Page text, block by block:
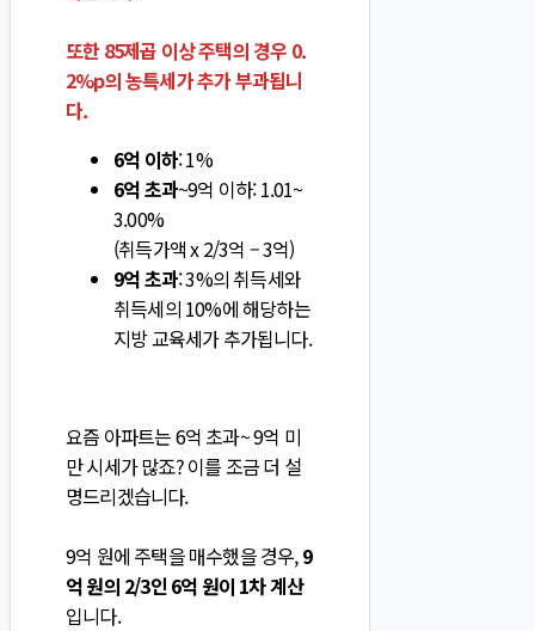
또한 85제곱 이상 주택의 경우 0.
2%p의 농특세가 추가 부과됩니
다.
6억 이하: 1%
6억 초과~9억 이하: 1.01~
3.00%
(취득가액 x 2/3억 – 3억)
9억 초과: 3%의 취득세와
취득세의 10%에 해당하는
지방 교육세가 추가됩니다.
요즘 아파트는 6억 초과~ 9억 미
만 시세가 많죠? 이를 조금 더 설
명드리겠습니다.
9억 원에 주택을 매수했을 경우,9
억 원의 2/3인 6억 원이 1차 계산
입니다.